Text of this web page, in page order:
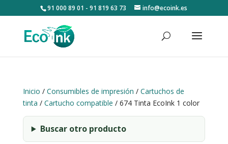
91 000 89 01 - 91 819 63 73 info@ecoink.es
Inicio / Consumibles de impresión / Cartuchos de
tinta / Cartucho compatible / 674 Tinta EcoInk 1 color
Buscar otro producto